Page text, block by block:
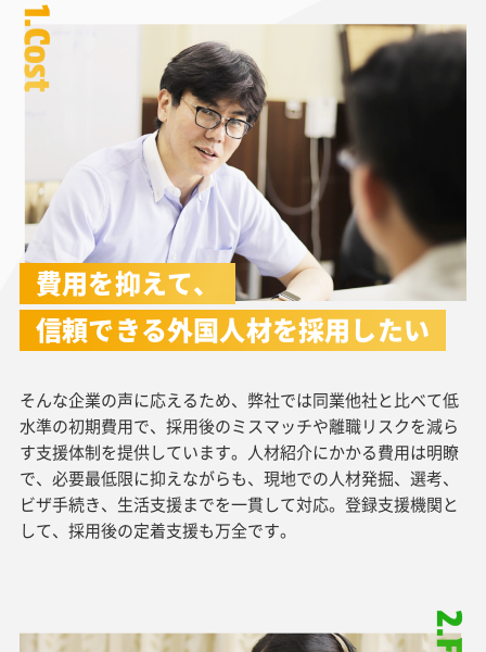
費用を抑えて、
信頼できる外国人材を採用したい
そんな企業の声に応えるため、弊社では同業他社と比べて低
水準の初期費用で、採用後のミスマッチや離職リスクを減ら
す支援体制を提供しています。人材紹介にかかる費用は明瞭
で、必要最低限に抑えながらも、現地での人材発掘、選考、
ビザ手続き、生活支援までを一貫して対応。登録支援機関と
して、採用後の定着支援も万全です。